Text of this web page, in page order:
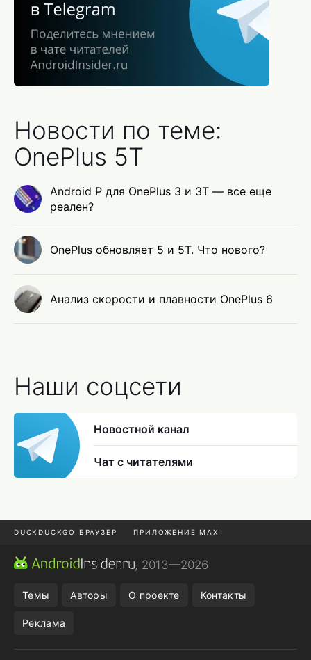
Новости по теме:
OnePlus 5T
Android P для OnePlus 3 и 3T — все еще
реален?
OnePlus обновляет 5 и 5T. Что нового?
Анализ скорости и плавности OnePlus 6
Наши соцсети
Новостной канал
Чат с читателями
DUCKDUCKGO БРАУЗЕР ПРИЛОЖЕНИЕ MAX
ПРИЛОЖЕНИЯ ANDROID
, 2013—2026
Темы Авторы О проекте Контакты
Реклама